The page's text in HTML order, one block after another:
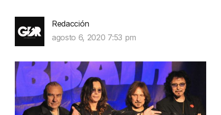
Redacción
agosto 6, 2020 7:53 pm